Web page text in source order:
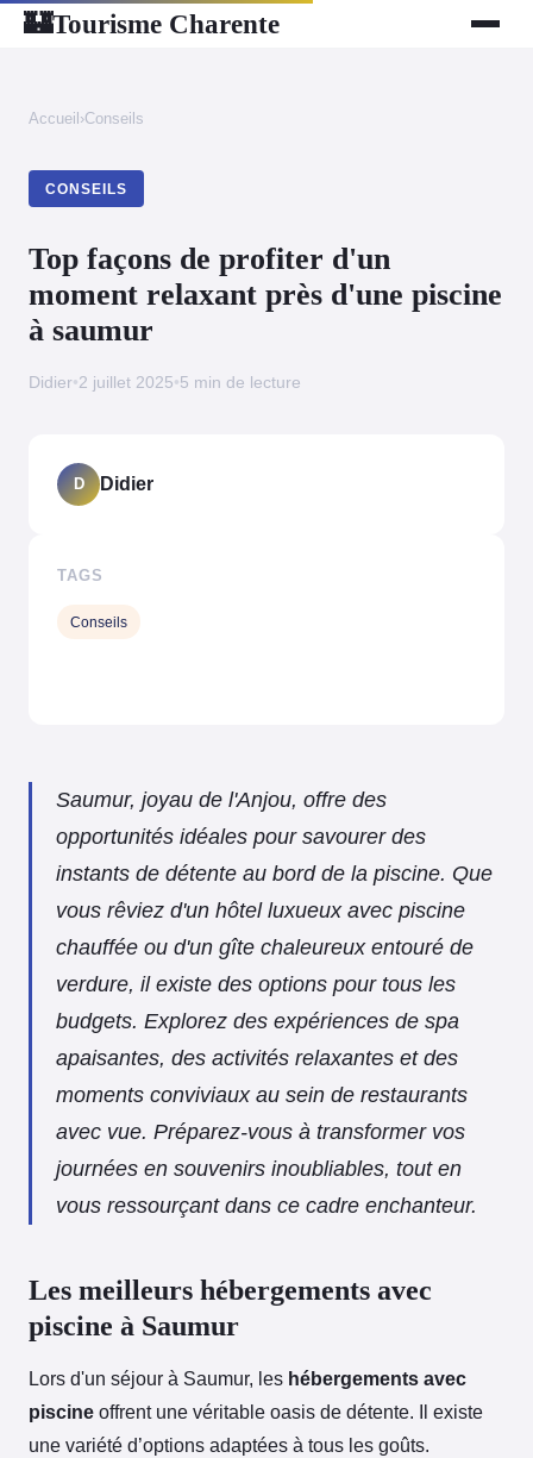
🏰Tourisme Charente
Accueil ›Conseils
CONSEILS
Top façons de profiter d'un
moment relaxant près d'une piscine
à saumur
Didier•2 juillet 2025•5 min de lecture
Saumur, joyau de l'Anjou, offre des
opportunités idéales pour savourer des
instants de détente au bord de la piscine. Que
vous rêviez d'un hôtel luxueux avec piscine
chauffée ou d'un gîte chaleureux entouré de
verdure, il existe des options pour tous les
budgets. Explorez des expériences de spa
apaisantes, des activités relaxantes et des
moments conviviaux au sein de restaurants
avec vue. Préparez-vous à transformer vos
journées en souvenirs inoubliables, tout en
vous ressourçant dans ce cadre enchanteur.
Les meilleurs hébergements avec
piscine à Saumur
Lors d'un séjour à Saumur, les hébergements avec
piscine offrent une véritable oasis de détente. Il existe
une variété d’options adaptées à tous les goûts.
D Didier
TAGS
Conseils